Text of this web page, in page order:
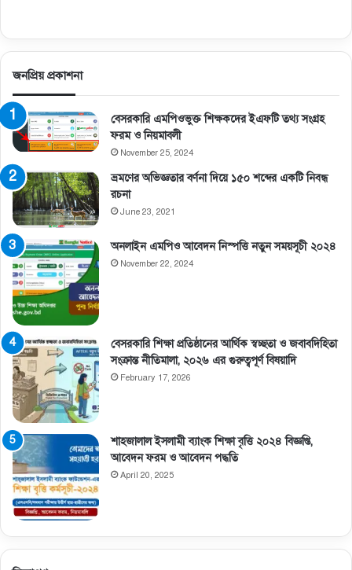
জনপ্রিয় প্রকাশনা
বেসরকারি এমপিওভুক্ত শিক্ষকদের ইএফটি তথ্য সংগ্রহ
ফরম ও নিয়মাবলী
November 25, 2024
ভ্রমণের অভিজ্ঞতার বর্ণনা দিয়ে ১৫০ শব্দের একটি নিবন্ধ
রচনা
June 23, 2021
অনলাইন এমপিও আবেদন নিস্পত্তি নতুন সময়সূচী ২০২৪
November 22, 2024
বেসরকারি শিক্ষা প্রতিষ্ঠানের আর্থিক স্বচ্ছতা ও জবাবদিহিতা
সংক্রান্ত নীতিমালা, ২০২৬ এর গুরুত্বপূর্ণ বিষয়াদি
February 17, 2026
শাহজালাল ইসলামী ব্যাংক শিক্ষা বৃত্তি ২০২৪ বিজ্ঞপ্তি,
আবেদন ফরম ও আবেদন পদ্ধতি
April 20, 2025